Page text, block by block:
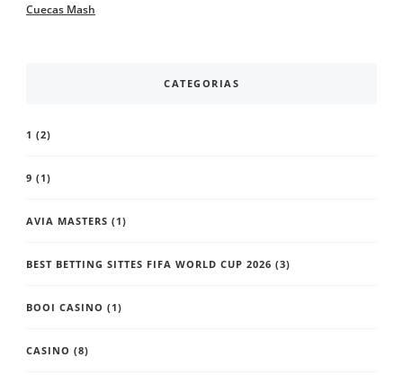
Cuecas Mash
CATEGORIAS
1 (2)
9 (1)
AVIA MASTERS (1)
BEST BETTING SITTES FIFA WORLD CUP 2026 (3)
BOOI CASINO (1)
CASINO (8)